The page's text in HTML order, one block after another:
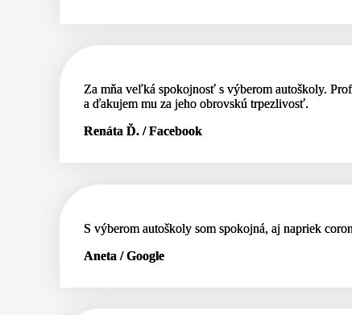
Za mňa veľká spokojnosť s výberom autoškoly.
a ďakujem mu za jeho obrovskú trpezlivosť.
Renáta Ď. / Facebook
S výberom autoškoly som spokojná, aj napriek
Aneta / Google